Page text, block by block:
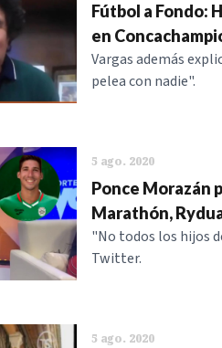
Fútbol a Fondo:
en
Vargas además
pelea con nadie".
5 ago. 2020
Ponce Morazán
Marathón,
"No todos los hijos
Twitter.
5 ago. 2020